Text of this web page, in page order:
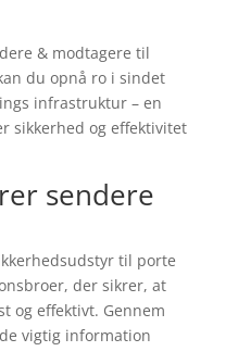
& modtagere til
du opnå ro i sindet
infrastruktur – en
sikkerhed og effektivitet
sendere
til porte
der sikrer, at
og effektivt. Gennem
vigtig information